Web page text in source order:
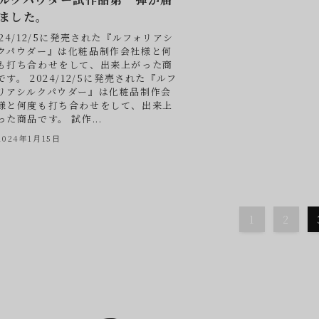
した。
12/5に発売された『ルフォリアシ
パウダー』は化粧品制作会社様と何
打ち合わせをして、出来上がった商
す。 2024/12/5に発売された『ルフ
アシルクパウダー』は化粧品制作会
と何度も打ち合わせをして、出来上
た商品です。 試作...
年1月15日
1 2